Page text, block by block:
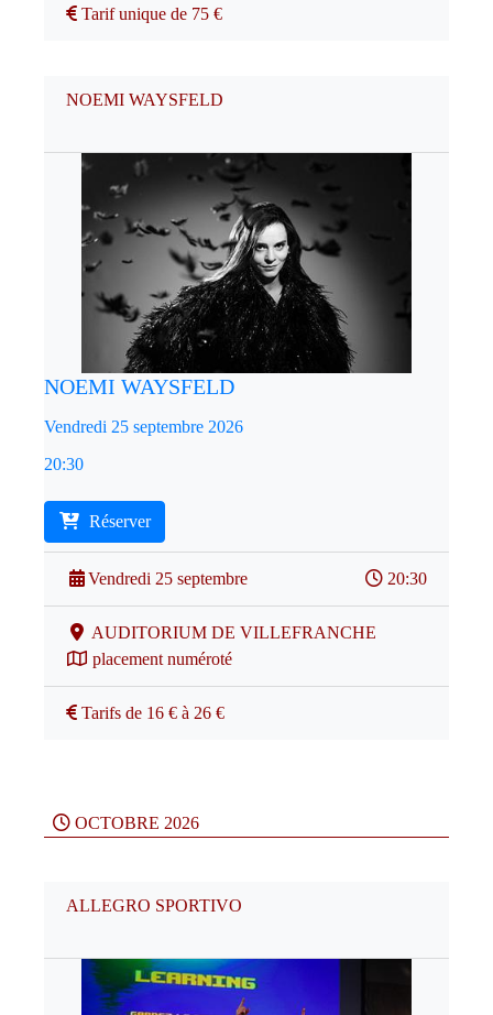
Tarif unique de 75 €
NOEMI WAYSFELD
NOEMI WAYSFELD
Vendredi 25 septembre 2026
20:30
Réserver
Vendredi 25 septembre 20:30
AUDITORIUM DE VILLEFRANCHE
placement numéroté
Tarifs de 16 € à 26 €
OCTOBRE 2026
ALLEGRO SPORTIVO